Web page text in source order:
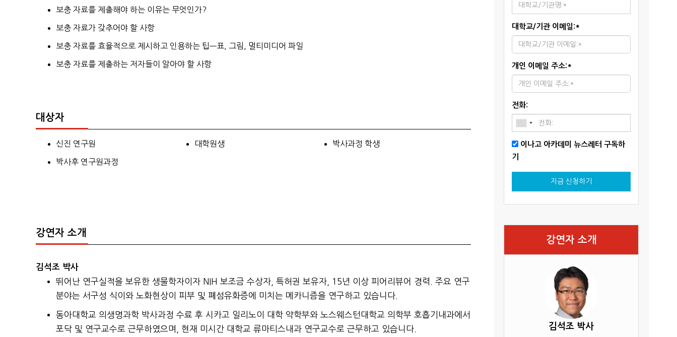
보충 자료를 제출해야 하는 이유는 무엇인가?
보충 자료가 갖추어야 할 사항
보충 자료를 효율적으로 제시하고 인용하는 팁—표, 그림, 멀티미디어 파일
보충 자료를 제출하는 저자들이 알아야 할 사항
대상자
신진 연구원 대학원생 박사과정 학생
박사후 연구원과정
강연자 소개
김석조 박사
뛰어난 연구실적을 보유한 생물학자이자 NIH 보조금 수상자, 특허권 보유자, 15년 이상 피어리뷰어 경력. 주요 연구
분야는 서구성 식이와 노화현상이 피부 및 폐섬유화증에 미치는 메카니즘을 연구하고 있습니다.
동아대학교 의생명과학 박사과정 수료 후 시카고 일리노이 대학 약학부와 노스웨스턴대학교 의학부 호흡기내과에서
포닥 및 연구교수로 근무하였으며, 현재 미시간 대학교 류마티스내과 연구교수로 근무하고 있습니다.
대학교/기관 이메일:*
개인 이메일 주소:*
전화:
이나고 아카데미 뉴스레터 구독하
기
지금 신청하기
강연자 소개
김석조 박사